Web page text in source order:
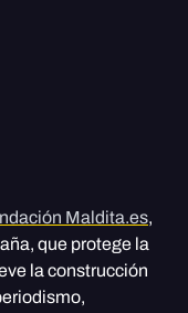
Maldita.es,
que protege la
la construcción